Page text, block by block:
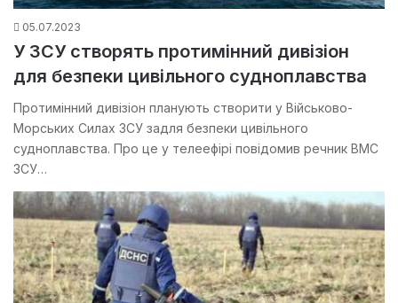
05.07.2023
У ЗСУ створять протимінний дивізіон
для безпеки цивільного судноплавства
Протимінний дивізіон планують створити у Військово-
Морських Силах ЗСУ задля безпеки цивільного
судноплавства. Про це у телеефірі повідомив речник ВМС
ЗСУ…